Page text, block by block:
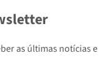
as últimas notícias e